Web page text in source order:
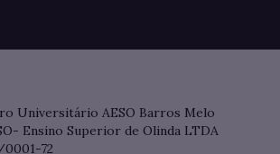
Universitário AESO Barros Melo
Ensino Superior de Olinda LTDA
0001-72